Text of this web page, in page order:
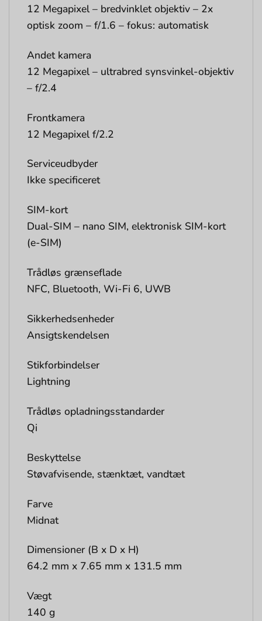
12 Megapixel – bredvinklet objektiv – 2x
optisk zoom – f/1.6 – fokus: automatisk
Andet kamera
12 Megapixel – ultrabred synsvinkel-objektiv
– f/2.4
Frontkamera
12 Megapixel f/2.2
Serviceudbyder
Ikke specificeret
SIM-kort
Dual-SIM – nano SIM, elektronisk SIM-kort
(e-SIM)
Trådløs grænseflade
NFC, Bluetooth, Wi-Fi 6, UWB
Sikkerhedsenheder
Ansigtskendelsen
Stikforbindelser
Lightning
Trådløs opladningsstandarder
Qi
Beskyttelse
Støvafvisende, stænktæt, vandtæt
Farve
Midnat
Dimensioner (B x D x H)
64.2 mm x 7.65 mm x 131.5 mm
Vægt
140 g